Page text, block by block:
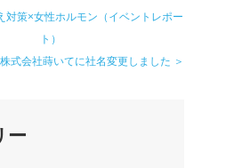
対策×女性ホルモン（イベントレポー
ト）
株式会社蒔いてに社名変更しました ＞
ー